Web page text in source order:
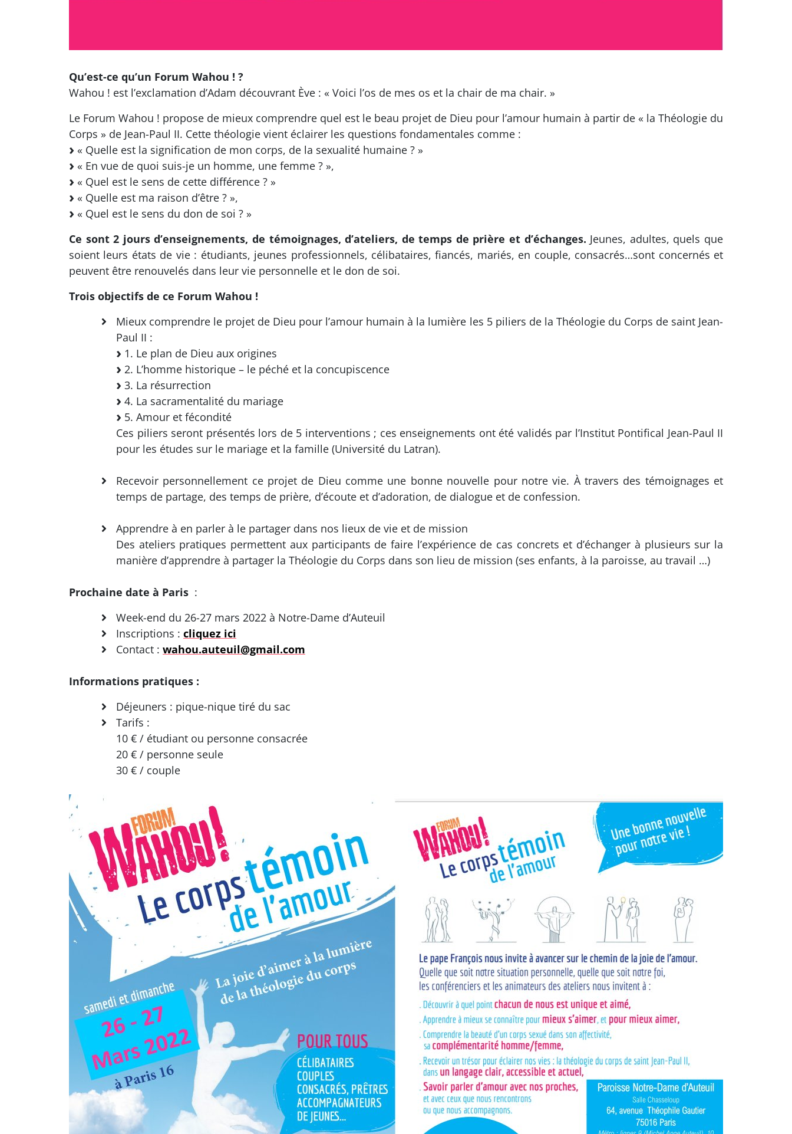
Qu’est-ce qu’un Forum Wahou ! ?
Wahou ! est l’exclamation d’Adam découvrant Ève : « Voici l’os de mes os et la chair de ma chair. »
Le Forum Wahou ! propose de mieux comprendre quel est le beau projet de Dieu pour l’amour humain à partir de « la Théologie du
Corps » de Jean-Paul II. Cette théologie vient éclairer les questions fondamentales comme :
« Quelle est la signification de mon corps, de la sexualité humaine ? »
« En vue de quoi suis-je un homme, une femme ? »,
« Quel est le sens de cette différence ? »
« Quelle est ma raison d’être ? »,
« Quel est le sens du don de soi ? »
Ce sont 2 jours d’enseignements, de témoignages, d’ateliers, de temps de prière et d’échanges. Jeunes, adultes, quels que
soient leurs états de vie : étudiants, jeunes professionnels, célibataires, fiancés, mariés, en couple, consacrés…sont concernés et
peuvent être renouvelés dans leur vie personnelle et le don de soi.
Trois objectifs de ce Forum Wahou !
Mieux comprendre le projet de Dieu pour l’amour humain à la lumière les 5 piliers de la Théologie du Corps de saint Jean-
Paul II :
1. Le plan de Dieu aux origines
2. L’homme historique – le péché et la concupiscence
3. La résurrection
4. La sacramentalité du mariage
5. Amour et fécondité
Ces piliers seront présentés lors de 5 interventions ; ces enseignements ont été validés par l’Institut Pontifical Jean-Paul II
pour les études sur le mariage et la famille (Université du Latran).
Recevoir personnellement ce projet de Dieu comme une bonne nouvelle pour notre vie. À travers des témoignages et
temps de partage, des temps de prière, d’écoute et d’adoration, de dialogue et de confession.
Apprendre à en parler à le partager dans nos lieux de vie et de mission
Des ateliers pratiques permettent aux participants de faire l’expérience de cas concrets et d’échanger à plusieurs sur la
manière d’apprendre à partager la Théologie du Corps dans son lieu de mission (ses enfants, à la paroisse, au travail …)
Prochaine date à Paris :
Week-end du 26-27 mars 2022 à Notre-Dame d’Auteuil
Inscriptions : cliquez ici
Contact : wahou.auteuil@gmail.com
Informations pratiques :
Déjeuners : pique-nique tiré du sac
Tarifs :
10 € / étudiant ou personne consacrée
20 € / personne seule
30 € / couple